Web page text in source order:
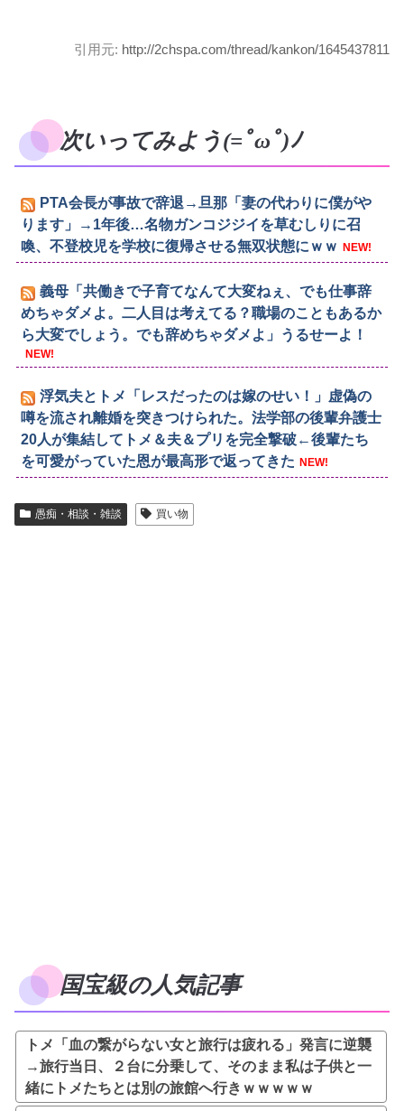
引用元: http://2chspa.com/thread/kankon/1645437811
次いってみよう(=ﾟωﾟ)ﾉ
PTA会長が事故で辞退→旦那「妻の代わりに僕がや
ります」→1年後…名物ガンコジジイを草むしりに召
喚、不登校児を学校に復帰させる無双状態にｗｗ
NEW!
義母「共働きで子育てなんて大変ねぇ、でも仕事辞
めちゃダメよ。二人目は考えてる？職場のこともあるか
ら大変でしょう。でも辞めちゃダメよ」うるせーよ！
NEW!
浮気夫とトメ「レスだったのは嫁のせい！」虚偽の
噂を流され離婚を突きつけられた。法学部の後輩弁護士
20人が集結してトメ＆夫＆プリを完全撃破←後輩たち
を可愛がっていた恩が最高形で返ってきた NEW!
愚痴・相談・雑談 買い物
国宝級の人気記事
トメ「血の繋がらない女と旅行は疲れる」発言に逆襲
→旅行当日、２台に分乗して、そのまま私は子供と一
緒にトメたちとは別の旅館へ行きｗｗｗｗｗ